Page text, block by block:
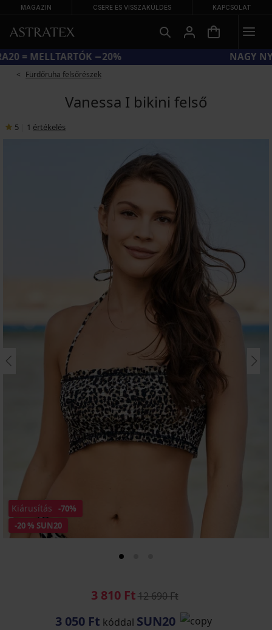
MAGAZIN CSERE ÉS VISSZAKÜLDÉS KAPCSOLAT
KÓD BRA20 = MELLTARTÓK −20%
Fürdőruha felsőrészek
Vanessa I bikini felső
5 1 értékelés
-20 % SUN20
Kiárusítás -70%
3 810 Ft12 690 Ft
3 050 Ft kóddal SUN20